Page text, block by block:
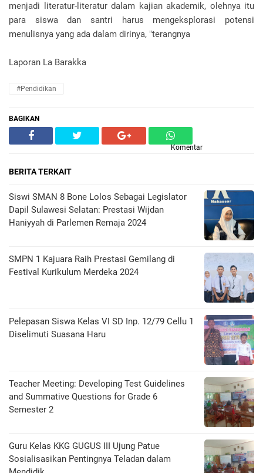
menjadi literatur-literatur dalam kajian akademik, olehnya itu
para siswa dan santri harus mengeksplorasi potensi
menulisnya yang ada dalam dirinya, "terangnya
Laporan La Barakka
#Pendidikan
BAGIKAN
Komentar
BERITA TERKAIT
Siswi SMAN 8 Bone Lolos Sebagai Legislator
Dapil Sulawesi Selatan: Prestasi Wijdan
Haniyyah di Parlemen Remaja 2024
SMPN 1 Kajuara Raih Prestasi Gemilang di
Festival Kurikulum Merdeka 2024
Pelepasan Siswa Kelas VI SD Inp. 12/79 Cellu 1
Diselimuti Suasana Haru
Teacher Meeting: Developing Test Guidelines
and Summative Questions for Grade 6
Semester 2
Guru Kelas KKG GUGUS III Ujung Patue
Sosialisasikan Pentingnya Teladan dalam